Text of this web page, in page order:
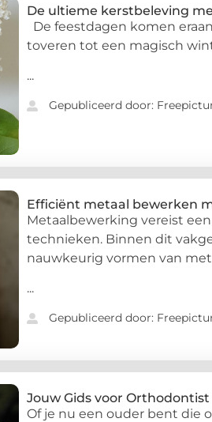
De ultieme kerstbeleving
De feestdagen komen
toveren tot een magisch
...
Gepubliceerd door:
Efficiënt metaal bewerken
Metaalbewerking vereist
technieken. Binnen dit
nauwkeurig vormen van
...
Gepubliceerd door:
Jouw Gids voor
Of je nu een ouder bent die